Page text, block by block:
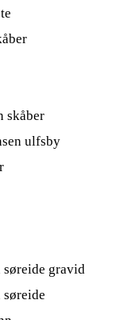
skåber
ulfsby
søreide gravid